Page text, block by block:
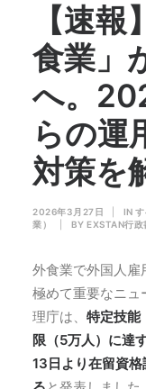
【速
食業」
へ。
らの運
対策を
2026年3月27日 IN
業）
BY EXSTAN行政
外食業で外国人雇
極めて重要なニュ
理庁は、 特定技能
限（5万人）に達
13日より在留資